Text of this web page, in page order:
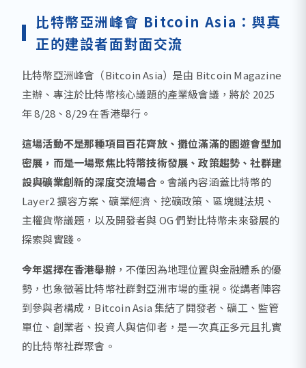
比特幣亞洲峰會 Bitcoin Asia：與真
正的建設者面對面交流
比特幣亞洲峰會（Bitcoin Asia）是由 Bitcoin Magazine
主辦、專注於比特幣核心議題的產業級會議，將於 2025
年 8/28、8/29 在香港舉行。
這場活動不是那種項目百花齊放、攤位滿滿的園遊會型加
密展，而是一場聚焦比特幣技術發展、政策趨勢、社群建
設與礦業創新的深度交流場合。 會議內容涵蓋比特幣的
Layer2 擴容方案、礦業經濟、挖礦政策、區塊鏈法規、
主權貨幣議題，以及開發者與 OG 們對比特幣未來發展的
探索與實踐。
今年選擇在香港舉辦，不僅因為地理位置與金融體系的優
勢，也象徵著比特幣社群對亞洲市場的重視。從講者陣容
到參與者構成，Bitcoin Asia 集結了開發者、礦工、監管
單位、創業者、投資人與信仰者，是一次真正多元且扎實
的比特幣社群聚會。